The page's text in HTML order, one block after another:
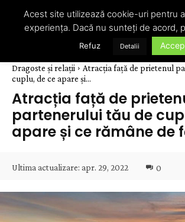
Dragoste și relații
Atracția față de prietenul
cuplu, de ce apare și...
Atracția față de
partenerului tău de
apare și ce rămâne de
Ultima actualizare: apr. 29, 2022 0
Acest site utilizează cookie-uri pentru
experiența. Dacă nu sunteți de acord,
Refuz Detalii